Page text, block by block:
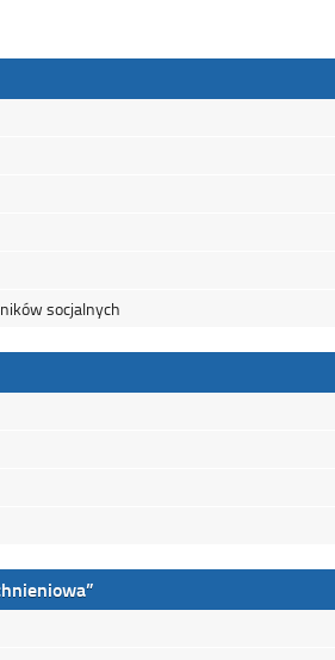
socjalnych